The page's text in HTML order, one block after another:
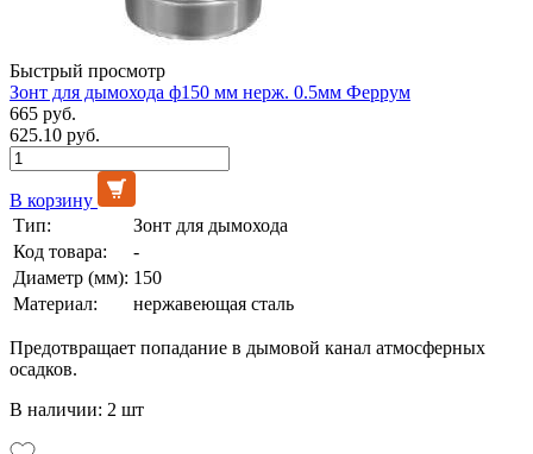
Быстрый просмотр
Зонт для дымохода ф150 мм нерж. 0.5мм Феррум
665 руб.
625.10 руб.
В корзину
Тип:
Зонт для дымохода
Код товара:
-
Диаметр (мм): 150
Материал:
нержавеющая сталь
Предотвращает попадание в дымовой канал атмосферных
осадков.
В наличии: 2 шт